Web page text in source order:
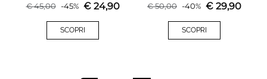
€45,00 -45% € 24,90
SCOPRI
€50,00 -40% € 29,90
SCOPRI